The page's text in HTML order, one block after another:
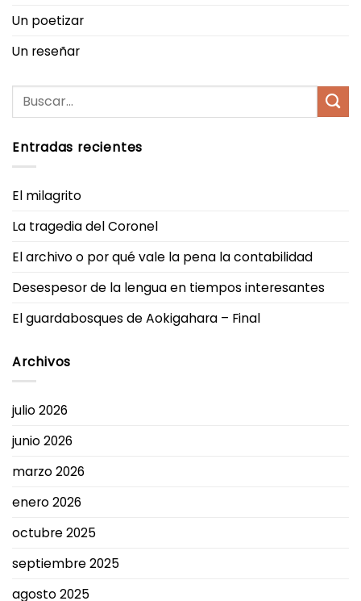
Un poetizar
Un reseñar
Entradas recientes
El milagrito
La tragedia del Coronel
El archivo o por qué vale la pena la contabilidad
Desespesor de la lengua en tiempos interesantes
El guardabosques de Aokigahara – Final
Archivos
julio 2026
junio 2026
marzo 2026
enero 2026
octubre 2025
septiembre 2025
agosto 2025